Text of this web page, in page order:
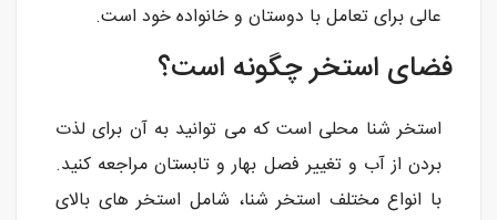
عالی برای تعامل با دوستان و خانواده خود است.
فضای استخر چگونه است؟
استخر شنا محلی است که می توانید به آن برای لذت
بردن از آب و تغییر فصل بهار و تابستان مراجعه کنید.
با انواع مختلف استخر شنا، شامل استخر های بالای